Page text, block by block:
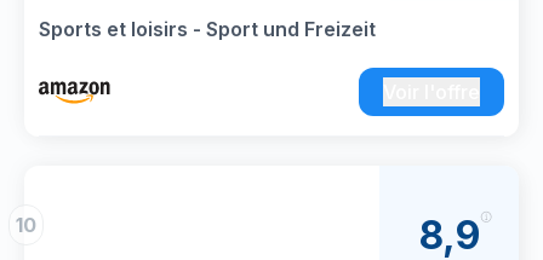
Sports et loisirs - Sport und Freizeit
10 8,9